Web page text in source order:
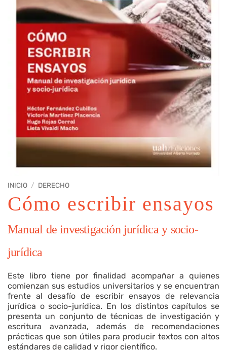
INICIO / DERECHO
Cómo escribir ensayos
Manual de investigación jurídica y socio-
jurídica
Este libro tiene por finalidad acompañar a quienes
comienzan sus estudios universitarios y se encuentran
frente al desafío de escribir ensayos de relevancia
jurídica o socio-jurídica. En los distintos capítulos se
presenta un conjunto de técnicas de investigación y
escritura avanzada, además de recomendaciones
prácticas que son útiles para producir textos con altos
estándares de calidad y rigor científico.